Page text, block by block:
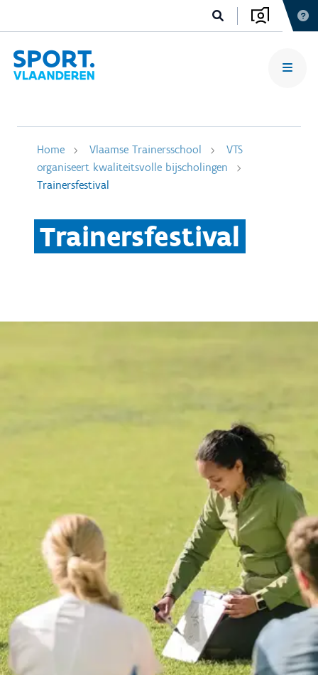
Home Vlaamse Trainersschool
VTS
organiseert kwaliteitsvolle bijscholingen
Trainersfestival
Trainersfestival